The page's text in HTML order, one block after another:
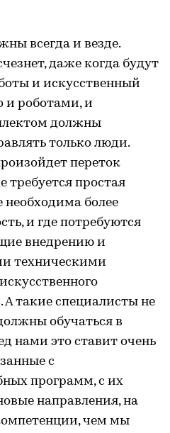
всегда и везде.
даже когда будут
и искусственный
и роботами, и
должны
только люди.
переток
требуется простая
необходима более
и где потребуются
внедрению и
техническими
А такие специалисты не
обучаться в
нами это ставит очень
с
программ, с их
направления, на
чем мы